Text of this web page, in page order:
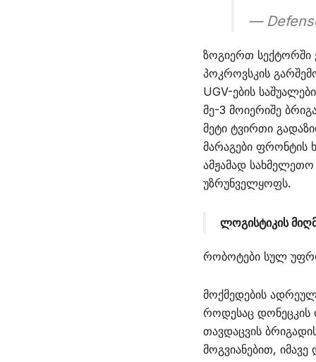
—
ზოგიერთ სექტორში
პოკროვსკის
UGV-ების
მე-3 მოიერიშე
მეტი ტვირთი
მარაგები ფრონტის
ამჟამად
უზრუნველყოფს.
ლოგისტიკის
რობოტები სულ
მოქმედების
როდესაც
თავდაცვის
მოგვიანებით,